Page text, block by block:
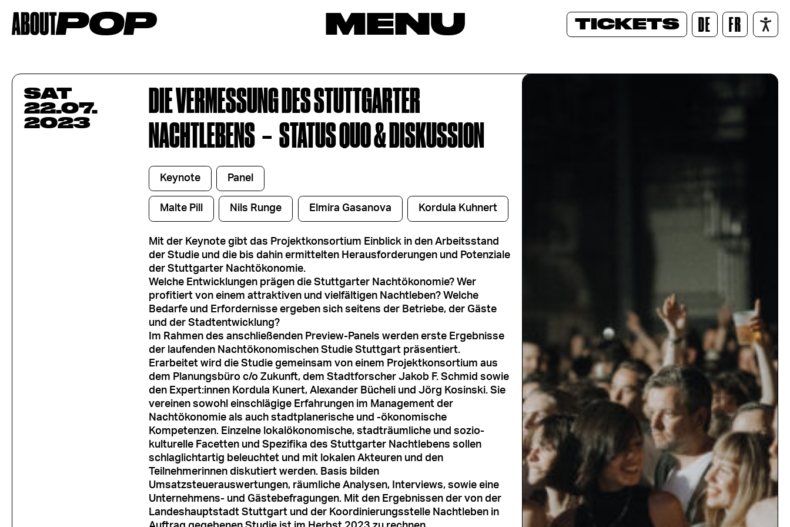
MENU TICKETS DE FR
SAT
22.07.
2023
DIE VERMESSUNG DES STUTTGARTER
NACHTLEBENS– STATUS QUO & DISKUSSION
Keynote Panel
Malte Pill Nils Runge Elmira Gasanova Kordula Kuhnert
Mit der Keynote gibt das Projektkonsortium Einblick in den Arbeitsstand
der Studie und die bis dahin ermittelten Herausforderungen und Potenziale
der Stuttgarter Nachtökonomie.
Welche Entwicklungen prägen die Stuttgarter Nachtökonomie? Wer
profitiert von einem attraktiven und vielfältigen Nachtleben? Welche
Bedarfe und Erfordernisse ergeben sich seitens der Betriebe, der Gäste
und der Stadtentwicklung?
Im Rahmen des anschließenden Preview-Panels werden erste Ergebnisse
der laufenden Nachtökonomischen Studie Stuttgart präsentiert.
Erarbeitet wird die Studie gemeinsam von einem Projektkonsortium aus
dem Planungsbüro c/o Zukunft, dem Stadtforscher Jakob F. Schmid sowie
den Expert:innen Kordula Kunert, Alexander Bücheli und Jörg Kosinski. Sie
vereinen sowohl einschlägige Erfahrungen im Management der
Nachtökonomie als auch stadtplanerische und -ökonomische
Kompetenzen. Einzelne lokalökonomische, stadträumliche und sozio-
kulturelle Facetten und Spezifika des Stuttgarter Nachtlebens sollen
schlaglichtartig beleuchtet und mit lokalen Akteuren und den
Teilnehmerinnen diskutiert werden. Basis bilden
Umsatzsteuerauswertungen, räumliche Analysen, Interviews, sowie eine
Unternehmens- und Gästebefragungen. Mit den Ergebnissen der von der
Landeshauptstadt Stuttgart und der Koordinierungsstelle Nachtleben in